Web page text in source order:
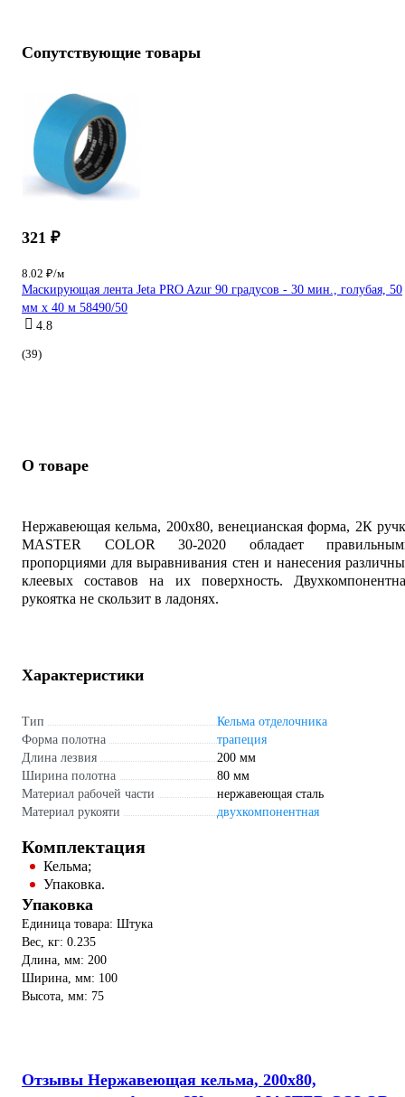
Сопутствующие товары
321 ₽
8.02 ₽/м
Маскирующая лента Jeta PRO Azur 90 градусов - 30 мин., голубая, 50
мм х 40 м 58490/50
4.8
(39)
О товаре
Нержавеющая кельма, 200х80, венецианская форма, 2К
MASTER COLOR 30-2020 обладает
пропорциями для выравнивания стен и нанесения
клеевых составов на их поверхность.
рукоятка не скользит в ладонях.
Характеристики
Тип
Кельма отделочника
Форма полотна
трапеция
Длина лезвия
200 мм
Ширина полотна
80 мм
Материал рабочей части
нержавеющая сталь
Материал рукояти
двухкомпонентная
Комплектация
Кельма;
Упаковка.
Упаковка
Единица товара: Штука
Вес, кг: 0.235
Длина, мм: 200
Ширина, мм: 100
Высота, мм: 75
Отзывы Нержавеющая кельма, 200х80,